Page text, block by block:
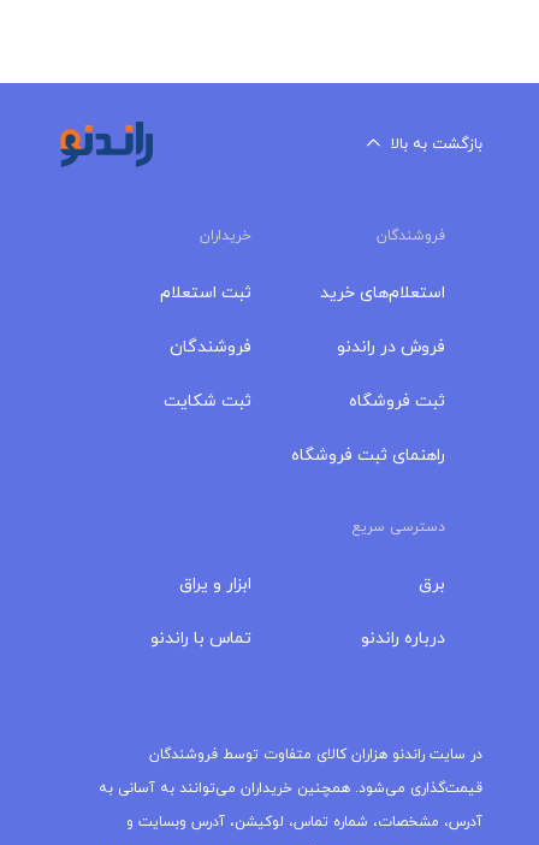
بازگشت به بالا
فروشندگان خریداران
استعلام‌های خرید
فروش در راندنو
ثبت فروشگاه
راهنمای ثبت فروشگاه
ثبت استعلام
فروشندگان
ثبت شکایت
دسترسی سریع
برق
درباره‌ راندنو
ابزار و یراق
تماس با راندنو
در سایت راندنو هزاران کالای متفاوت توسط فروشندگان
قیمت‌گذاری می‌شود. همچنین خریداران می‌توانند به آسانی به
آدرس، مشخصات، شماره تماس، لوکیشن، آدرس وبسایت و